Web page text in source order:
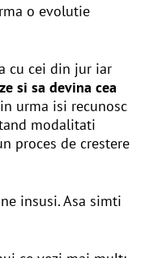
o evolutie
cu cei din jur iar
si sa devina cea
urma isi recunosc
modalitati
proces de crestere
insusi. Asa simti